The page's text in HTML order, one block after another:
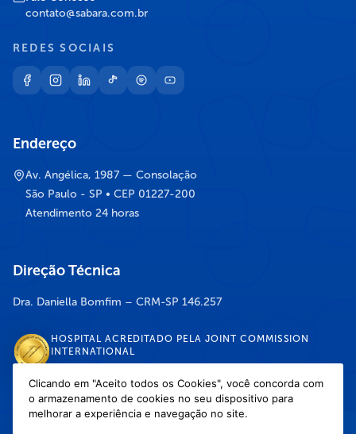
contato@sabara.com.br
REDES SOCIAIS
Endereço
Av. Angélica, 1987 — Consolação
São Paulo - SP • CEP 01227-200
Atendimento 24 horas
Direção Técnica
Dra. Daniella Bomfim – CRM-SP 146.257
HOSPITAL ACREDITADO PELA JOINT COMMISSION
INTERNATIONAL
DISPONÍVEL NAS LOJAS
Clicando em "Aceito todos os Cookies", você concorda com
o armazenamento de cookies no seu dispositivo para
melhorar a experiência e navegação no site.